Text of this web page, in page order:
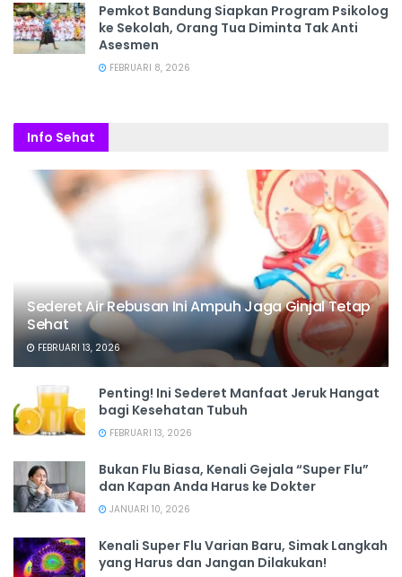
Pemkot Bandung Siapkan Program Psikolog
ke Sekolah, Orang Tua Diminta Tak Anti
Asesmen
FEBRUARI 8, 2026
Info Sehat
Sederet Air Rebusan Ini Ampuh Jaga Ginjal Tetap
Sehat
FEBRUARI 13, 2026
Penting! Ini Sederet Manfaat Jeruk Hangat
bagi Kesehatan Tubuh
FEBRUARI 13, 2026
Bukan Flu Biasa, Kenali Gejala “Super Flu”
dan Kapan Anda Harus ke Dokter
JANUARI 10, 2026
Kenali Super Flu Varian Baru, Simak Langkah
yang Harus dan Jangan Dilakukan!